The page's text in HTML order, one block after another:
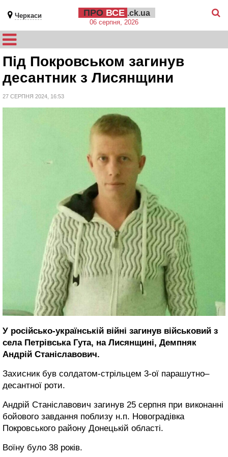
Черкаси ПРО ВСЕ .ck.ua
06 серпня, 2026
Під Покровськом загинув
десантник з Лисянщини
27 СЕРПНЯ 2024, 16:53
У російсько-українській війні загинув військовий з
села Петрівська Гута, на Лисянщині, Демпняк
Андрій Станіславович.
Захисник був солдатом-стрільцем 3-ої парашутно–
десантної роти.
Андрій Станіславович загинув 25 серпня при виконанні
бойового завдання поблизу н.п. Новоградівка
Покровського району Донецькій області.
Воїну було 38 років.